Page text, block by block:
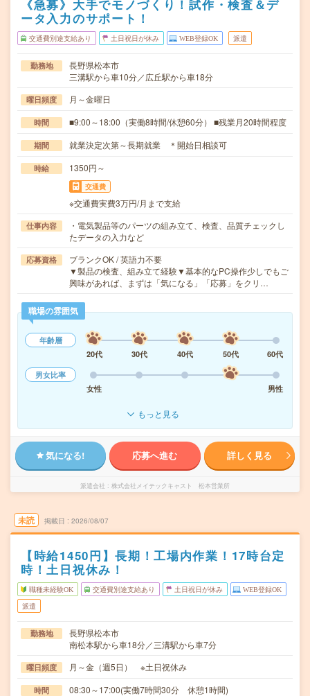
《急募》大手でモノづくり！試作・検査＆デ
ータ入力のサポート！
交通費別途支給あり 土日祝日が休み WEB登録OK 派遣
勤務地
長野県松本市
三溝駅から車10分／広丘駅から車18分
曜日頻度 月～金曜日
時間 ■9:00～18:00（実働8時間/休憩60分） ■残業月20時間程度
期間 就業決定次第～長期就業 ＊開始日相談可
時給 1350円～
交通費
※交通費実費3万円/月まで支給
仕事内容
・電気製品等のパーツの組み立て、検査、品質チェックし
たデータの入力など
応募資格
ブランクOK / 英語力不要
▼製品の検査、組み立て経験▼基本的なPC操作少しでもご
興味があれば、まずは「気になる」「応募」をクリ…
職場の雰囲気
年齢層
20代
30代 40代 50代
60代
男女比率
女性
男性
もっと見る
気になる! 応募へ進む 詳しく見る
派遣会社 株式会社メイテックキャスト 松本営業所
未読 掲載日 2026/08/07
【時給1450円】長期！工場内作業！17時台定
時！土日祝休み！
職種未経験OK 交通費別途支給あり 土日祝日が休み WEB登録OK
派遣
勤務地
長野県松本市
南松本駅から車18分／三溝駅から車7分
曜日頻度 月～金（週5日） ※土日祝休み
時間 08:30～17:00(実働7時間30分 休憩1時間)